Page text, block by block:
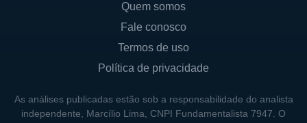
empregados em setores como energia e
transporte, além de atender a demanda das
indústrias de óleo e gás.
A Friedman Industries é uma empresa de
Quem somos
Fale conosco
Termos de uso
Política de privacidade
As análises publicadas estão sob a responsabilidade do analista
independente, Marcílio Lima, CNPI Fundamentalista 7947. O